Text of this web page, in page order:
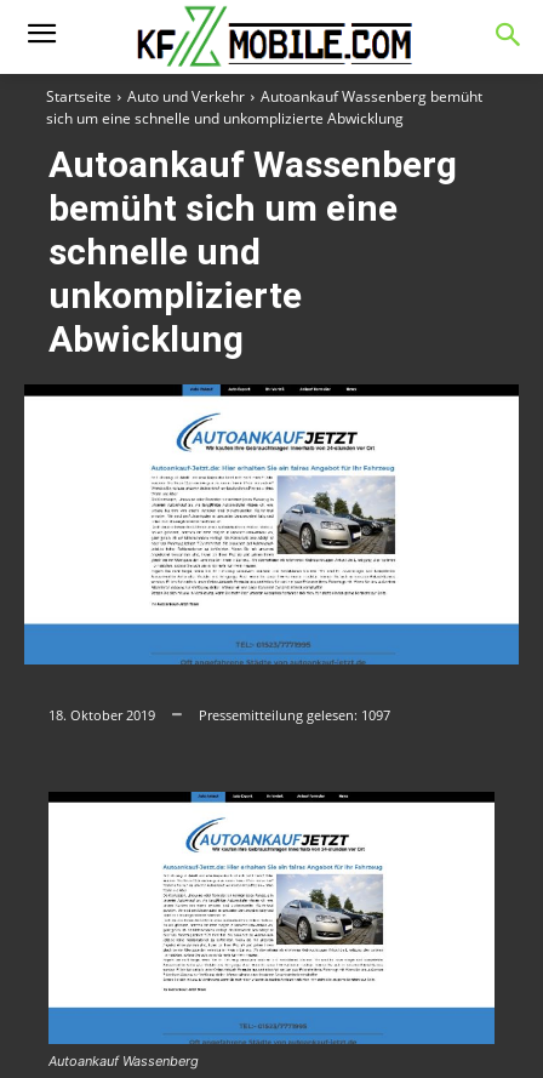
Startseite Auto und Verkehr
Autoankauf Wassenberg bemüht
sich um eine schnelle und unkomplizierte Abwicklung
Autoankauf Wassenberg
bemüht sich um eine
schnelle und
unkomplizierte
Abwicklung
18. Oktober 2019 Pressemitteilung gelesen: 1097
Autoankauf Wassenberg